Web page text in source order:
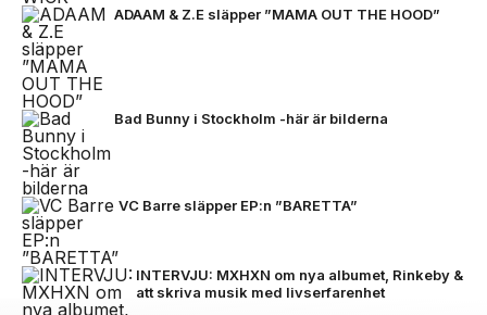
ADAAM & Z.E släpper ”MAMA OUT THE HOOD”
Bad Bunny i Stockholm -här är bilderna
VC Barre släpper EP:n ”BARETTA”
INTERVJU: MXHXN om nya albumet, Rinkeby &
att skriva musik med livserfarenhet